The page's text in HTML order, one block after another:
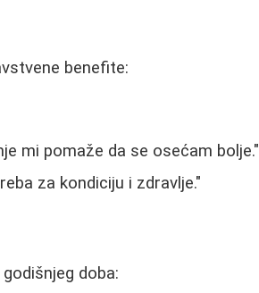
benefite:
mi pomaže da se osećam bolje."
za kondiciju i zdravlje."
doba: